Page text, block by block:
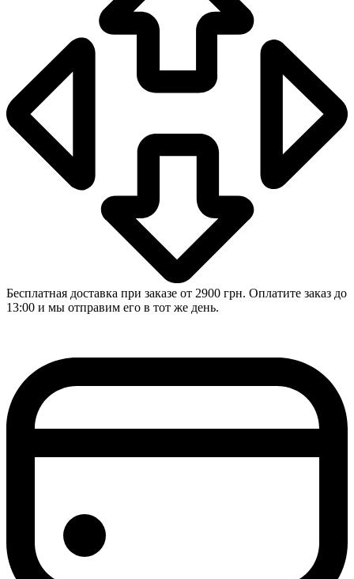
Бесплатная доставка при заказе от 2900 грн. Оплатите заказ до
13:00 и мы отправим его в тот же день.